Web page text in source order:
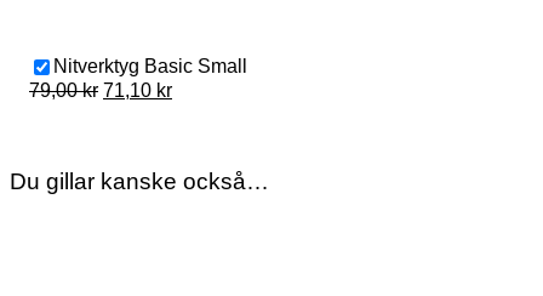
Nitverktyg Basic Small
79,00kr Original
71,10 krCurrent
Du gillar kanske också…